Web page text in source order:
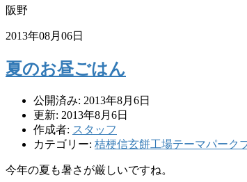
阪野
2013年08月06日
夏のお昼ごはん
公開済み: 2013年8月6日
更新: 2013年8月6日
作成者: スタッフ
カテゴリー: 桔梗信玄餅工場テーマパーク
今年の夏も暑さが厳しいですね。